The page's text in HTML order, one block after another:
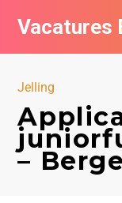
Vacatures
Jelling
–
Vacatures per
De populairste
Zoom